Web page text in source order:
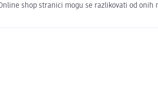
shop stranici mogu se razlikovati od